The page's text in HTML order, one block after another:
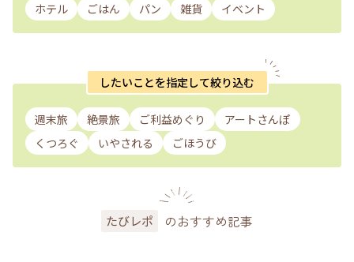
ホテル
ごはん パン 雑貨 イベント
したいことを指定して絞り込む
週末旅 絶景旅 ご利益めぐり
アートさんぽ
くつろぐ
いやされる ごほうび
たびレポ のおすすめ記事